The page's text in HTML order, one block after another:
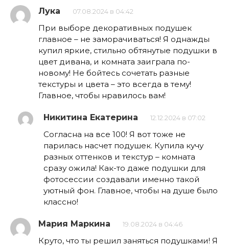
Лука 07.08.2024 в 04:42
При выборе декоративных подушек
главное – не заморачиваться! Я однажды
купил яркие, стильно обтянутые подушки в
цвет дивана, и комната заиграла по-
новому! Не бойтесь сочетать разные
текстуры и цвета – это всегда в тему!
Главное, чтобы нравилось вам!
Никитина Екатерина 12.12.2024 в 07:02
Согласна на все 100! Я вот тоже не
парилась насчет подушек. Купила кучу
разных оттенков и текстур – комната
сразу ожила! Как-то даже подушки для
фотосессии создавали именно такой
уютный фон. Главное, чтобы на душе было
классно!
Мария Маркина 19.08.2024 в 04:46
Круто, что ты решил заняться подушками! Я